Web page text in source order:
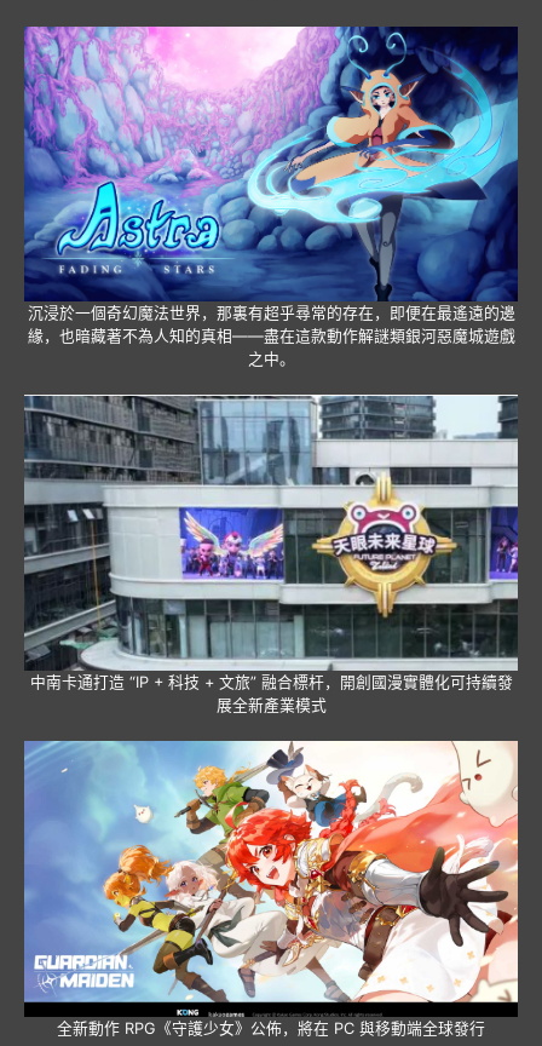
沉浸於一個奇幻魔法世界，那裏有超乎尋常的存在，即便在最遙遠的邊
緣，也暗藏著不為人知的真相——盡在這款動作解謎類銀河惡魔城遊戲
之中。
中南卡通打造 “IP + 科技 + 文旅” 融合標杆，開創國漫實體化可持續發
展全新產業模式
全新動作 RPG《守護少女》公佈，將在 PC 與移動端全球發行